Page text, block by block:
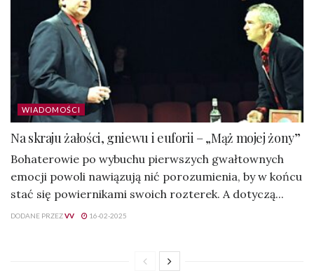
WIADOMOŚCI
Na skraju żałości, gniewu i euforii – „Mąż mojej żony”
Bohaterowie po wybuchu pierwszych gwałtownych
emocji powoli nawiązują nić porozumienia, by w końcu
stać się powiernikami swoich rozterek. A dotyczą...
DODANE PRZEZVV 16-02-2025